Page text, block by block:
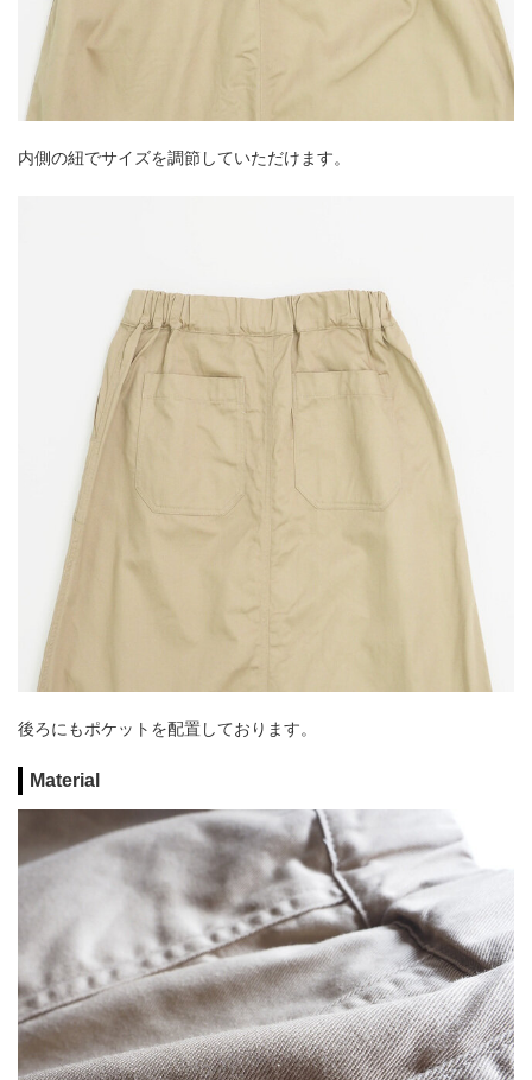
内側の紐でサイズを調節していただけます。
後ろにもポケットを配置しております。
Material